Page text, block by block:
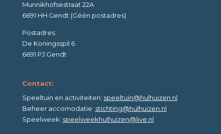
Munnikhofsestraat 22A
6691 HH Gendt (Géén postadres)
Postadres:
De Koningsspil 6
6691 PJ Gendt
Contact:
Speeltuin en activiteiten: speeltuin@hulhuizen.nl
Beheer accomodatie: stichting@hulhuizen.nl
Speelweek: speelweekhulhuizen@live.nl